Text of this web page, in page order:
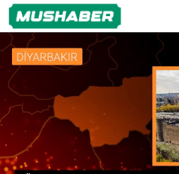
Mensuplarıyla Buluştu